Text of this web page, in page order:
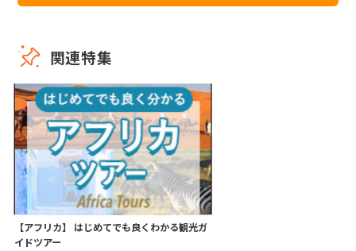
関連特集
【アフリカ】 はじめてでも良くわかる観光ガ
イドツアー